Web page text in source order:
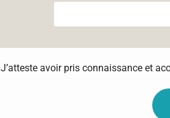
J’atteste avoir pris connaissance et